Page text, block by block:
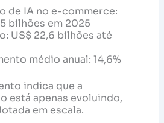
de IA no e-commerce:
bilhões em 2025
US$ 22,6 bilhões até
médio anual: 14,6%
indica que a
está apenas evoluindo,
em escala.